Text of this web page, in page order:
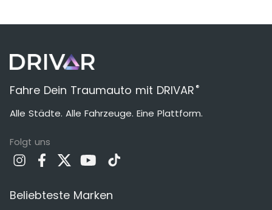
Fahre Dein Traumauto mit DRIVAR ®
Alle Städte. Alle Fahrzeuge. Eine Plattform.
Folgt uns
Beliebteste Marken